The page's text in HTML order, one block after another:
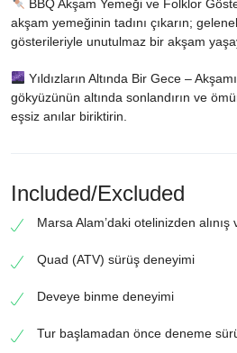
BBQ Akşam Yemeği ve Folklor
akşam yemeğinin tadını çıkarın;
gösterileriyle unutulmaz bir akşam
Yıldızların Altında Bir Gece –
gökyüzünün altında sonlandırın ve
eşsiz anılar biriktirin.
Included/Excluded
Marsa Alam’daki otelinizden
Quad (ATV) sürüş deneyimi
Deveye binme deneyimi
Tur başlamadan önce deneme